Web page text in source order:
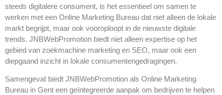
steeds digitalere consument, is het essentieel om samen te
werken met een Online Marketing Bureau dat niet alleen de lokale
markt begrijpt, maar ook vooroploopt in de nieuwste digitale
trends. JNBWebPromotion biedt niet alleen expertise op het
gebied van zoekmachine marketing en SEO, maar ook een
diepgaand inzicht in lokale consumentengedragingen.
Samengevat biedt JNBWebPromotion als Online Marketing
Bureau in Gent een geïntegreerde aanpak om bedrijven te helpen